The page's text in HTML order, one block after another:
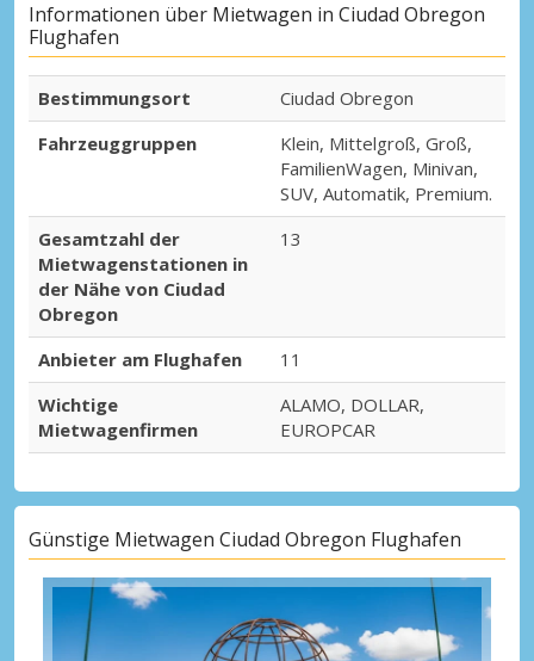
Informationen über Mietwagen in Ciudad Obregon
Flughafen
Bestimmungsort
Ciudad Obregon
Fahrzeuggruppen
Klein, Mittelgroß, Groß,
FamilienWagen, Minivan,
SUV, Automatik, Premium.
Gesamtzahl der
Mietwagenstationen in
der Nähe von Ciudad
Obregon
13
Anbieter am Flughafen
11
Wichtige
Mietwagenfirmen
ALAMO, DOLLAR,
EUROPCAR
Günstige Mietwagen Ciudad Obregon Flughafen